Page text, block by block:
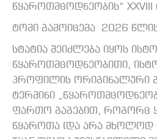
წყაროთმცოდნეობის“ XXVIII
ტომი გამოიცემა 2026
სტატია შეიძლება იყოს
წყაროთმცოდნეობითი,
პროფილის ორიგინალური
ტერმინი
ფართო გაგებით, როგორც
წყაროთა (და არა მხოლოდ